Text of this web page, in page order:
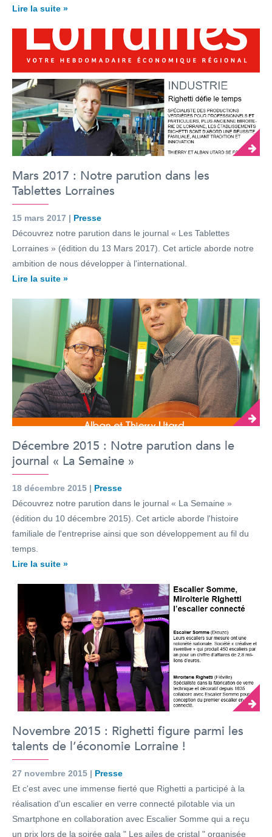
Lire la suite »
Mars 2017 : Notre parution dans les
Tablettes Lorraines
15 mars 2017 | Presse
Découvrez notre parution dans le journal « Les Tablettes
Lorraines » (édition du 13 Mars 2017). Cet article aborde notre
ambition de nous développer à l'international.
Lire la suite »
Décembre 2015 : Notre parution dans le
journal « La Semaine »
18 décembre 2015 | Presse
Découvrez notre parution dans le journal « La Semaine »
(édition du 10 décembre 2015). Cet article aborde l'histoire
familiale de l'entreprise ainsi que son développement au fil du
temps.
Lire la suite »
Novembre 2015 : Righetti figure parmi les
talents de l’économie Lorraine !
27 novembre 2015 | Presse
Et c'est avec une immense fierté que Righetti a participé à la
réalisation d'un escalier en verre connecté pilotable via un
Smartphone en collaboration avec Escalier Somme qui a reçu
un prix lors de la soirée gala " Les ailes de cristal " organisée